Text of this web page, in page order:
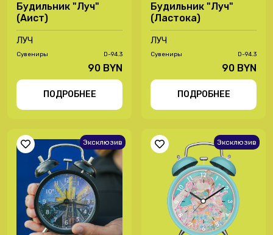
Будильник "Луч"
(Аист)
ЛУЧ
Сувениры D-94.3
90 BYN
ПОДРОБНЕЕ
Будильник "Луч"
(Ластока)
ЛУЧ
Сувениры D-94.3
90 BYN
ПОДРОБНЕЕ
Эксклюзив Эксклюзив